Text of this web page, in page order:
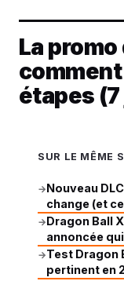
La
étapes
SUR LE MÊME
→Nouveau
change (et
→Dragon Ball
annoncée
→Test Dragon
pertinent en